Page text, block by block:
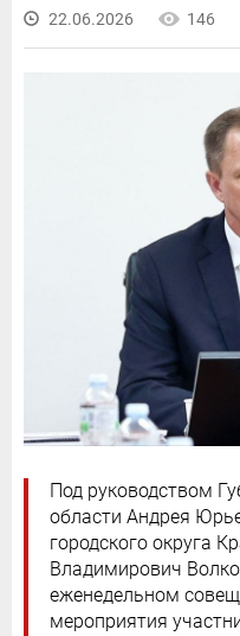
22.06.2026 146
Под руководством
области Андрея
городского округа
Владимирович
еженедельном
мероприятия